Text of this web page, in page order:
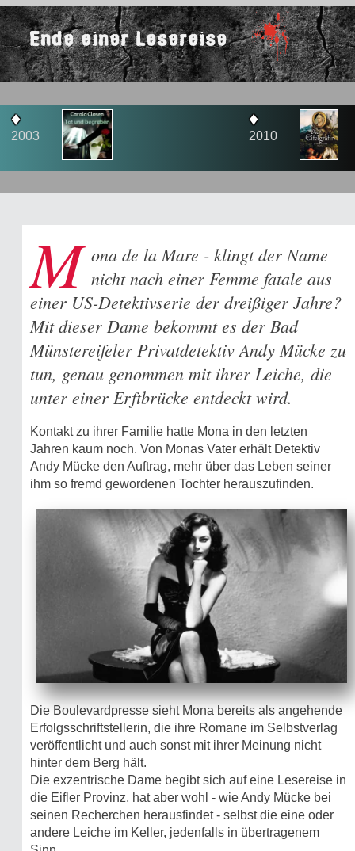
Ende einer Lesereise
M ona de la Mare - klingt der Name
nicht nach einer Femme fatale aus
einer US-Detektivserie der dreißiger Jahre?
Mit dieser Dame bekommt es der Bad
Münstereifeler Privatdetektiv Andy Mücke zu
tun, genau genommen mit ihrer Leiche, die
unter einer Erftbrücke entdeckt wird.
Kontakt zu ihrer Familie hatte Mona in den letzten
Jahren kaum noch. Von Monas Vater erhält Detektiv
Andy Mücke den Auftrag, mehr über das Leben seiner
ihm so fremd gewordenen Tochter herauszufinden.
Die Boulevardpresse sieht Mona bereits als angehende
Erfolgsschriftstellerin, die ihre Romane im Selbstverlag
veröffentlicht und auch sonst mit ihrer Meinung nicht
hinter dem Berg hält.
Die exzentrische Dame begibt sich auf eine Lesereise in
die Eifler Provinz, hat aber wohl - wie Andy Mücke bei
seinen Recherchen herausfindet - selbst die eine oder
andere Leiche im Keller, jedenfalls in übertragenem